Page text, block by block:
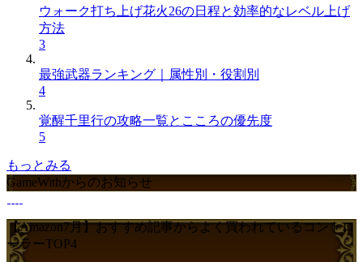
ウォーク打ち上げ花火26の日程と効率的なレベル上げ
方法
3
最強武器ランキング｜属性別・役割別
4
覚醒千里行の攻略一覧とこころの優先度
5
もっとみる
GameWithからのお知らせ
【Amazon7月】おすすめ記事からよく買われているコントロ
ーラーTOP4